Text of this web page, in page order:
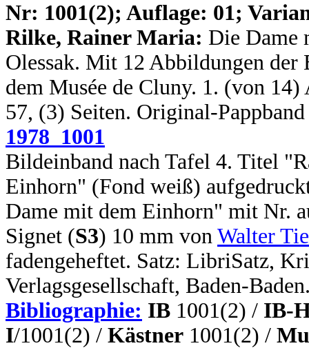
Nr: 1001(2); Auflage: 01;
Rilke, Rainer Maria: Die Dame
Olessak. Mit 12 Abbildungen
dem Musée de Cluny. 1. (von
57, (3) Seiten. Original-
1978_1001
Bildeinband nach Tafel 4. Titel
Einhorn" (Fond weiß)
Dame mit dem Einhorn" mit Nr.
Signet (S3) 10 mm von Walter
fadengeheftet. Satz: LibriSatz,
Verlagsgesellschaft, Baden-
Bibliographie: IB 1001(2) / IB-
I/1001(2) / Kästner 1001(2) /